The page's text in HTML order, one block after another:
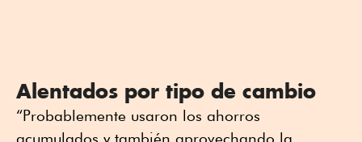
Alentados por tipo de cambio
“Probablemente usaron los ahorros
acumulados y también aprovechando la